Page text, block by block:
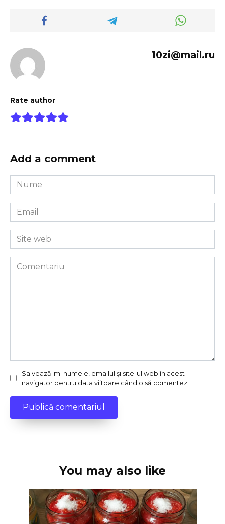
10zi@mail.ru
Rate author
Add a comment
Nume
*
Email
*
Site
web
Comentariu
Salvează-mi numele, emailul și site-ul web în acest
navigator pentru data viitoare când o să comentez.
You may also like